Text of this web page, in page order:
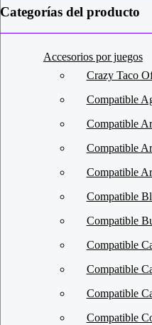
Categorías del producto
Accesorios por juegos
Crazy Taco
Compatible
Compatible
Compatible
Compatible
Compatible
Compatible
Compatible
Compatible
Compatible
Compatible